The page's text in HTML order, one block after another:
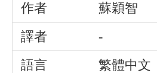
作者
蘇穎智
譯者
-
語言
繁體中文